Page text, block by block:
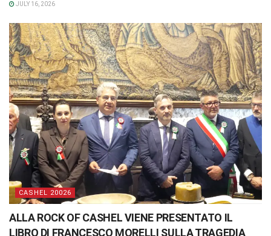
JULY 16, 2026
CASHEL 20026
ALLA ROCK OF CASHEL VIENE PRESENTATO IL
LIBRO DI FRANCESCO MORELLI SULLA TRAGEDIA